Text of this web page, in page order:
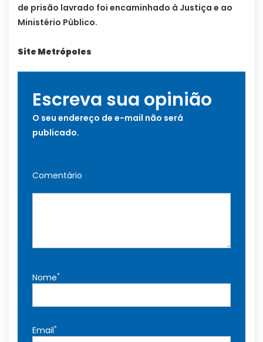
de prisão lavrado foi encaminhado à Justiça e ao
Ministério Público.
Site Metrópoles
Escreva sua opinião
O seu endereço de e-mail não será
publicado.
Comentário
Nome*
Email*